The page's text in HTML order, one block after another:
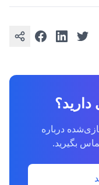
دارید؟
درباره